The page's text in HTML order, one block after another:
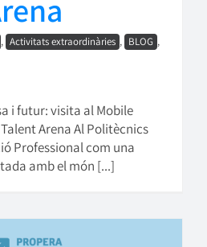
, Activitats extraordinàries , BLOG ,
i futur: visita al Mobile
Arena Al Politècnics
Professional com una
amb el món [...]